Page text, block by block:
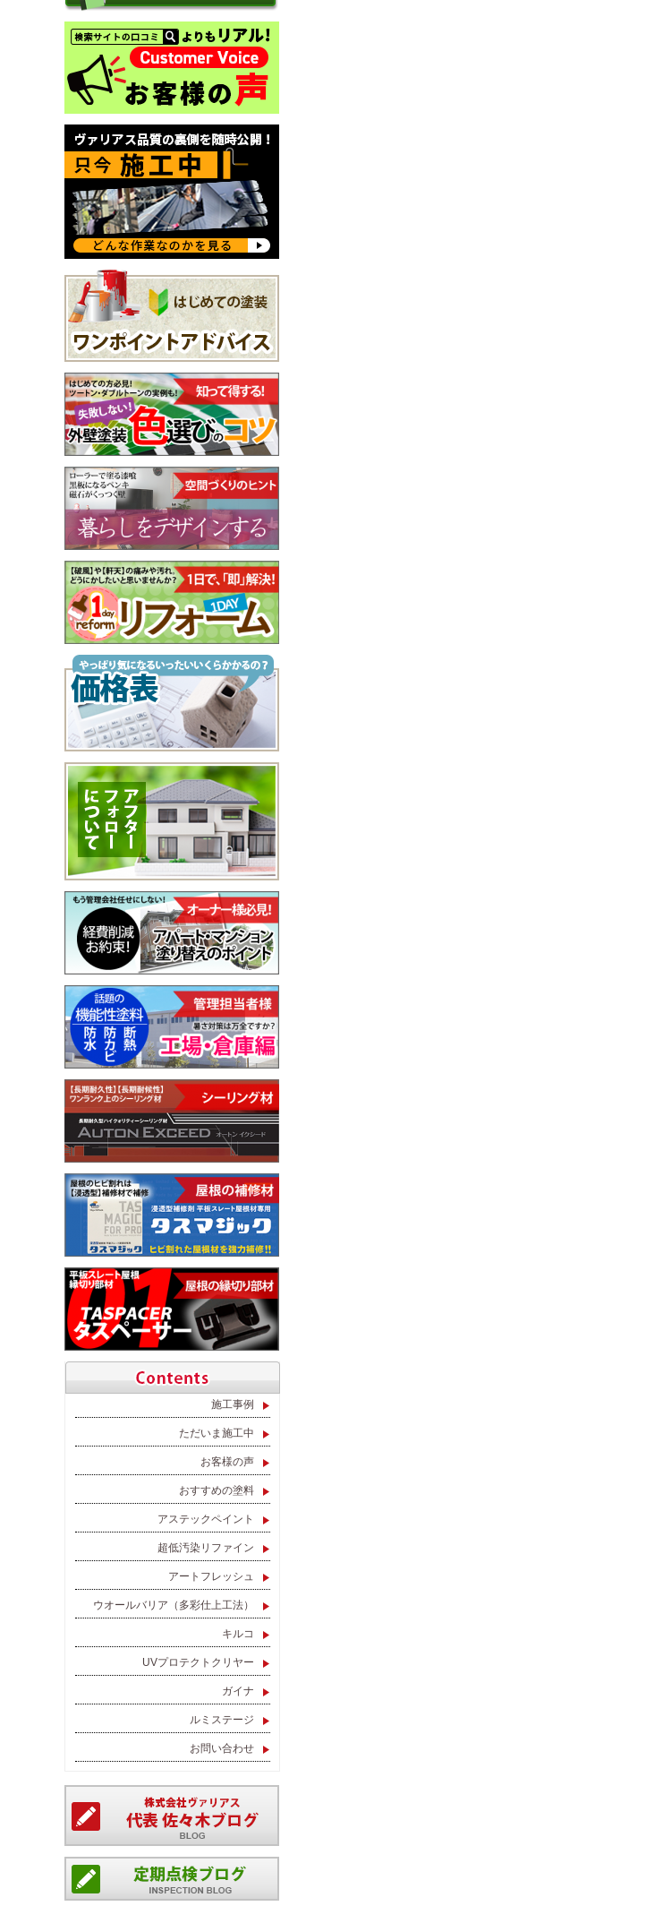
施工事例
ただいま施工中
お客様の声
おすすめの塗料
アステックペイント
超低汚染リファイン
アートフレッシュ
ウオールバリア（多彩仕上工法）
キルコ
UVプロテクトクリヤー
ガイナ
ルミステージ
お問い合わせ